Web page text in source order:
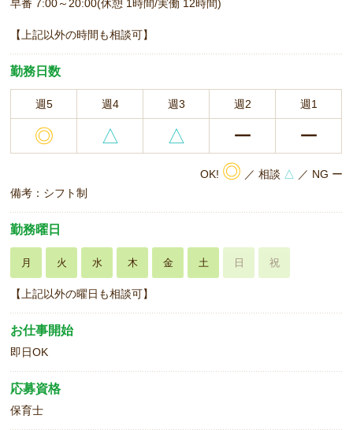
早番 7:00～20:00(休憩 1時間/実働 12時間)
【上記以外の時間も相談可】
勤務日数
週5 週4 週3 週2 週1
◎ △ △ ー ー
OK! ◎ ／ 相談 △ ／ NG ー
備考：シフト制
勤務曜日
月 火 水 木 金 土 日 祝
【上記以外の曜日も相談可】
お仕事開始
即日OK
応募資格
保育士